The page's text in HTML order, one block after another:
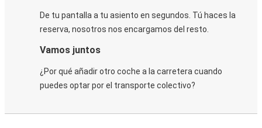
De tu pantalla a tu asiento en segundos. Tú haces la
reserva, nosotros nos encargamos del resto.
Vamos juntos
¿Por qué añadir otro coche a la carretera cuando
puedes optar por el transporte colectivo?